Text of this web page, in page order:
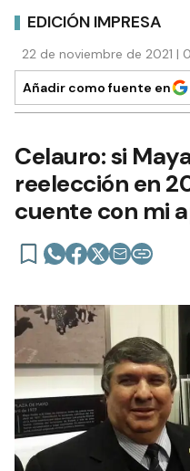
EDICIÓN IMPRESA
22 de noviembre de 2021 |
Añadir como fuente en
Celauro: si
reelección en
cuente con mi